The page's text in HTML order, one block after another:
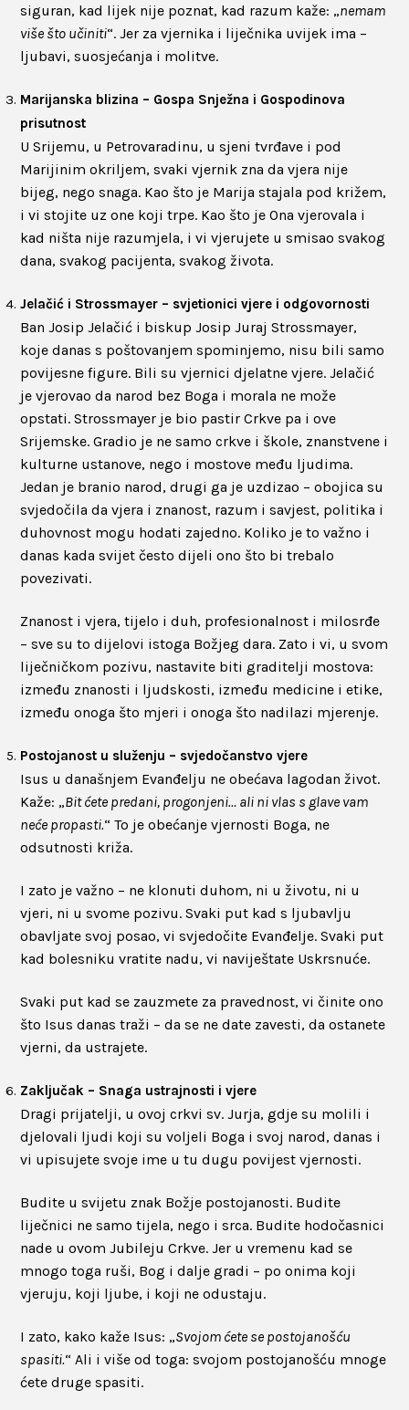
siguran, kad lijek nije poznat, kad razum kaže: „nemam
više što učiniti“. Jer za vjernika i liječnika uvijek ima –
ljubavi, suosjećanja i molitve.
Marijanska blizina – Gospa Snježna i Gospodinova
prisutnost
U Srijemu, u Petrovaradinu, u sjeni tvrđave i pod
Marijinim okriljem, svaki vjernik zna da vjera nije
bijeg, nego snaga. Kao što je Marija stajala pod križem,
i vi stojite uz one koji trpe. Kao što je Ona vjerovala i
kad ništa nije razumjela, i vi vjerujete u smisao svakog
dana, svakog pacijenta, svakog života.
Jelačić i Strossmayer – svjetionici vjere i odgovornosti
Ban Josip Jelačić i biskup Josip Juraj Strossmayer,
koje danas s poštovanjem spominjemo, nisu bili samo
povijesne figure. Bili su vjernici djelatne vjere. Jelačić
je vjerovao da narod bez Boga i morala ne može
opstati. Strossmayer je bio pastir Crkve pa i ove
Srijemske. Gradio je ne samo crkve i škole, znanstvene i
kulturne ustanove, nego i mostove među ljudima.
Jedan je branio narod, drugi ga je uzdizao – obojica su
svjedočila da vjera i znanost, razum i savjest, politika i
duhovnost mogu hodati zajedno. Koliko je to važno i
danas kada svijet često dijeli ono što bi trebalo
povezivati.
Znanost i vjera, tijelo i duh, profesionalnost i milosrđe
– sve su to dijelovi istoga Božjeg dara. Zato i vi, u svom
liječničkom pozivu, nastavite biti graditelji mostova:
između znanosti i ljudskosti, između medicine i etike,
između onoga što mjeri i onoga što nadilazi mjerenje.
Postojanost u služenju – svjedočanstvo vjere
Isus u današnjem Evanđelju ne obećava lagodan život.
Kaže: „Bit ćete predani, progonjeni… ali ni vlas s glave vam
neće propasti.“ To je obećanje vjernosti Boga, ne
odsutnosti križa.
I zato je važno – ne klonuti duhom, ni u životu, ni u
vjeri, ni u svome pozivu. Svaki put kad s ljubavlju
obavljate svoj posao, vi svjedočite Evanđelje. Svaki put
kad bolesniku vratite nadu, vi naviještate Uskrsnuće.
Svaki put kad se zauzmete za pravednost, vi činite ono
što Isus danas traži – da se ne date zavesti, da ostanete
vjerni, da ustrajete.
Zaključak – Snaga ustrajnosti i vjere
Dragi prijatelji, u ovoj crkvi sv. Jurja, gdje su molili i
djelovali ljudi koji su voljeli Boga i svoj narod, danas i
vi upisujete svoje ime u tu dugu povijest vjernosti.
Budite u svijetu znak Božje postojanosti. Budite
liječnici ne samo tijela, nego i srca. Budite hodočasnici
nade u ovom Jubileju Crkve. Jer u vremenu kad se
mnogo toga ruši, Bog i dalje gradi – po onima koji
vjeruju, koji ljube, i koji ne odustaju.
I zato, kako kaže Isus: „Svojom ćete se postojanošću
spasiti.“ Ali i više od toga: svojom postojanošću mnoge
ćete druge spasiti.